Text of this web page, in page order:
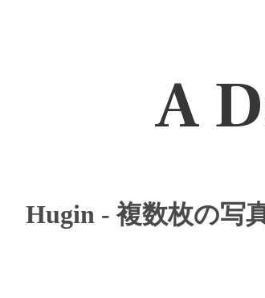
A
Hugin - 複数枚の写